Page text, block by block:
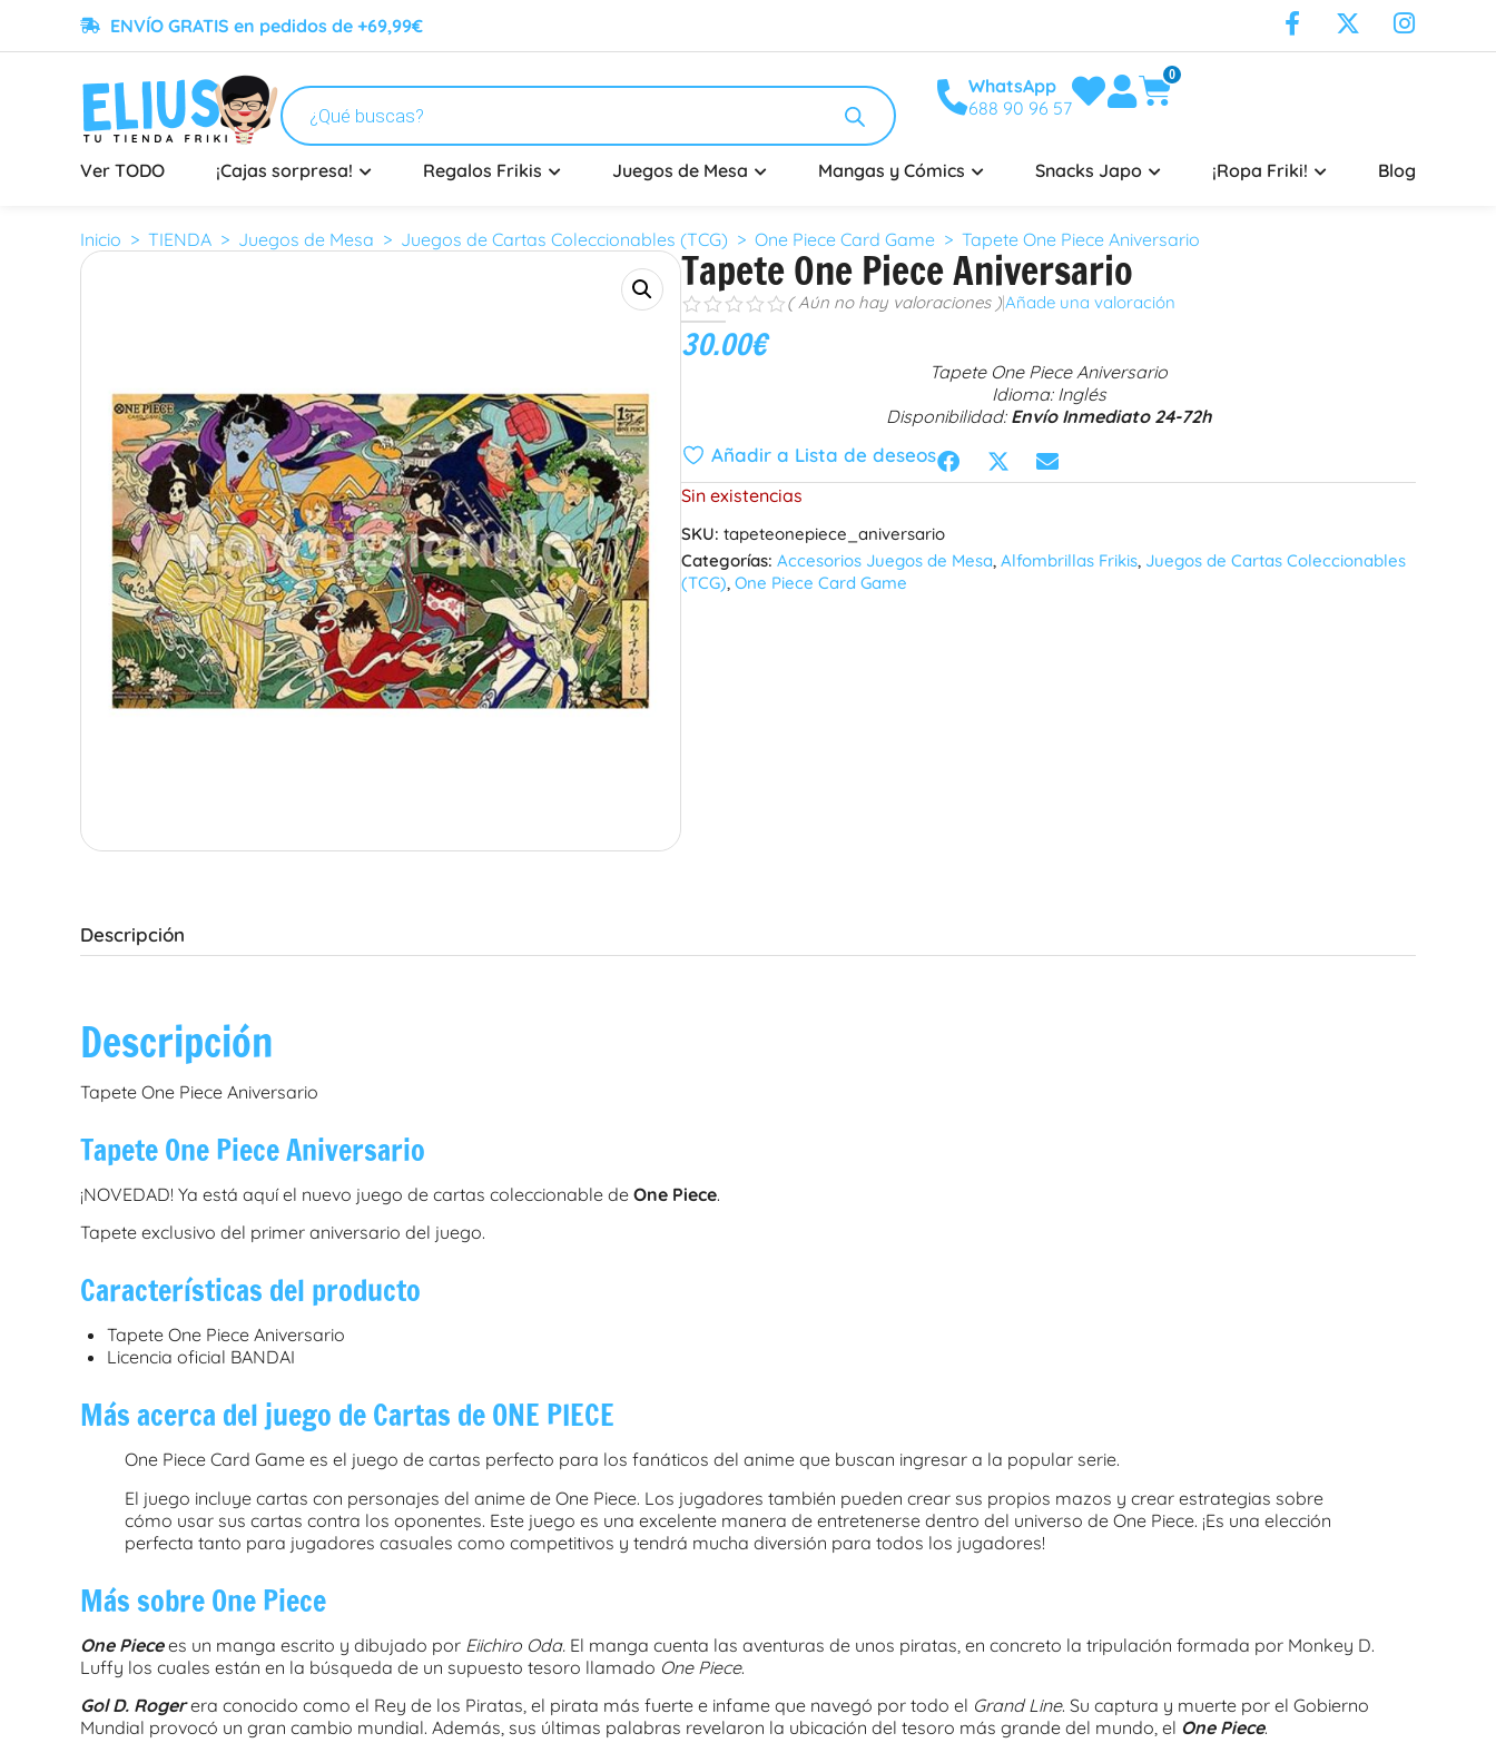
ENVÍO GRATIS en pedidos de +69,99€
WhatsApp
688 90 96 57
0
Ver TODO ¡Cajas sorpresa! Regalos Frikis Juegos de Mesa Mangas y Cómics Snacks Japo ¡Ropa Friki! Blog
Inicio > TIENDA > Juegos de Mesa > Juegos de Cartas Coleccionables (TCG) > One Piece Card Game > Tapete One Piece Aniversario
Tapete One Piece Aniversario
sssss( Aún no hay valoraciones )|Añade una valoración
30.00€
Tapete One Piece Aniversario
Idioma: Inglés
Disponibilidad: Envío Inmediato 24-72h
Añadir a Lista de deseos
Sin existencias
SKU: tapeteonepiece_aniversario
Categorías: Accesorios Juegos de Mesa, Alfombrillas Frikis, Juegos de Cartas Coleccionables
(TCG), One Piece Card Game
Descripción
Descripción
Tapete One Piece Aniversario
Tapete One Piece Aniversario
¡NOVEDAD! Ya está aquí el nuevo juego de cartas coleccionable de One Piece.
Tapete exclusivo del primer aniversario del juego.
Características del producto
Tapete One Piece Aniversario
Licencia oficial BANDAI
Más acerca del juego de Cartas de ONE PIECE
One Piece Card Game es el juego de cartas perfecto para los fanáticos del anime que buscan ingresar a la popular serie.
El juego incluye cartas con personajes del anime de One Piece. Los jugadores también pueden crear sus propios mazos y crear estrategias sobre
cómo usar sus cartas contra los oponentes. Este juego es una excelente manera de entretenerse dentro del universo de One Piece. ¡Es una elección
perfecta tanto para jugadores casuales como competitivos y tendrá mucha diversión para todos los jugadores!
Más sobre One Piece
One Piecees un manga escrito y dibujado por Eiichiro Oda. El manga cuenta las aventuras de unos piratas, en concreto la tripulación formada por Monkey D.
Luffy los cuales están en la búsqueda de un supuesto tesoro llamado One Piece.
Gol D. Rogerera conocido como el Rey de los Piratas, el pirata más fuerte e infame que navegó por todo el Grand Line. Su captura y muerte por el Gobierno
Mundial provocó un gran cambio mundial. Además, sus últimas palabras revelaron la ubicación del tesoro más grande del mundo, el One Piece.